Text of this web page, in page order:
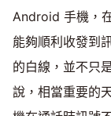
Android 手機，
能夠順利收發到
的白線，並不只
說，相當重要的